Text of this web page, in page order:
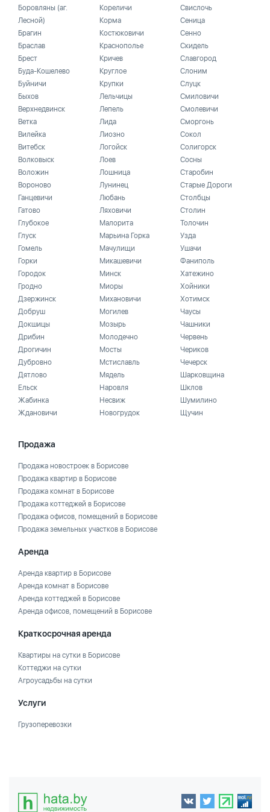
Боровляны (аг.
Лесной)
Брагин
Браслав
Брест
Буда-Кошелево
Буйничи
Быхов
Верхнедвинск
Ветка
Вилейка
Витебск
Волковыск
Воложин
Вороново
Ганцевичи
Гатово
Глубокое
Глуск
Гомель
Горки
Городок
Гродно
Дзержинск
Добруш
Докшицы
Дрибин
Дрогичин
Дубровно
Дятлово
Ельск
Жабинка
Ждановичи
Кореличи
Корма
Костюковичи
Краснополье
Кричев
Круглое
Крупки
Лельчицы
Лепель
Лида
Лиозно
Логойск
Лоев
Лошница
Лунинец
Любань
Ляховичи
Малорита
Марьина Горка
Мачулищи
Микашевичи
Минск
Миоры
Михановичи
Могилев
Мозырь
Молодечно
Мосты
Мстиславль
Мядель
Наровля
Несвиж
Новогрудок
Свислочь
Сеница
Сенно
Скидель
Славгород
Слоним
Слуцк
Смиловичи
Смолевичи
Сморгонь
Сокол
Солигорск
Сосны
Старобин
Старые Дороги
Столбцы
Столин
Толочин
Узда
Ушачи
Фаниполь
Хатежино
Хойники
Хотимск
Чаусы
Чашники
Червень
Чериков
Чечерск
Шарковщина
Шклов
Шумилино
Щучин
Продажа
Продажа новостроек в Борисове
Продажа квартир в Борисове
Продажа комнат в Борисове
Продажа коттеджей в Борисове
Продажа офисов, помещений в Борисове
Продажа земельных участков в Борисове
Аренда
Аренда квартир в Борисове
Аренда комнат в Борисове
Аренда коттеджей в Борисове
Аренда офисов, помещений в Борисове
Краткосрочная аренда
Квартиры на сутки в Борисове
Коттеджи на сутки
Агроусадьбы на сутки
Услуги
Грузоперевозки